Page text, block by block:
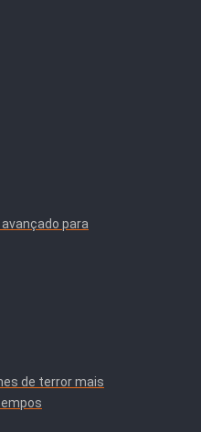
para
de terror mais